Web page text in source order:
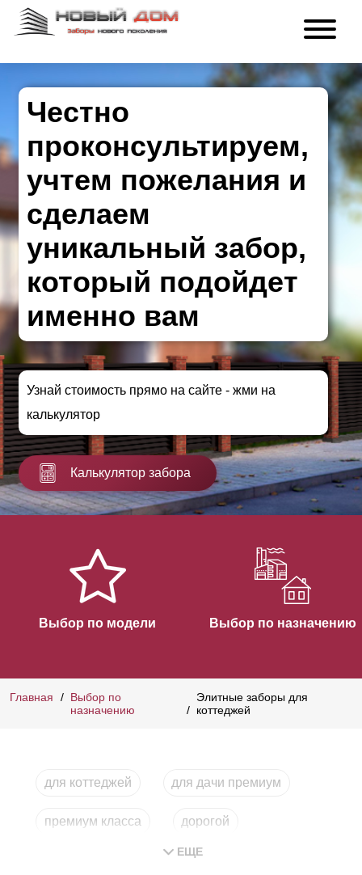
Честно
проконсультируем,
учтем пожелания и
сделаем
уникальный забор,
который подойдет
именно вам
Узнай стоимость прямо на сайте - жми на
калькулятор
Калькулятор забора
Выбор по модели Выбор по назначению
Главная
Выбор по
назначению
Элитные заборы для
коттеджей
для коттеджей для дачи премиум
премиум класса дорогой
ЕЩЕ